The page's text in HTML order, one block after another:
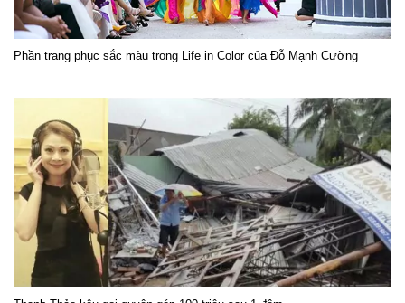
Phần trang phục sắc màu trong Life in Color của Đỗ Mạnh Cường